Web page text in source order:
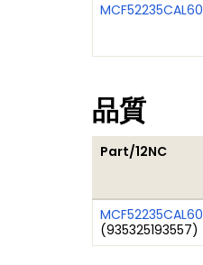
MCF52235CAL60
品質
Part/12NC
MCF52235CAL60
(935325193557)